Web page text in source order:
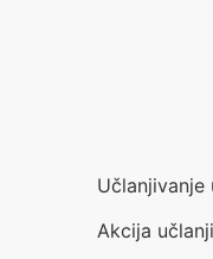
Učlanjivanje
Akcija